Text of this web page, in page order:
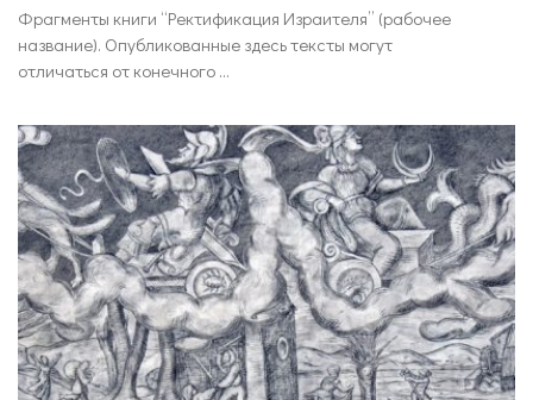
Фрагменты книги “Ректификация Израителя” (рабочее
название). Опубликованные здесь тексты могут
отличаться от конечного ...